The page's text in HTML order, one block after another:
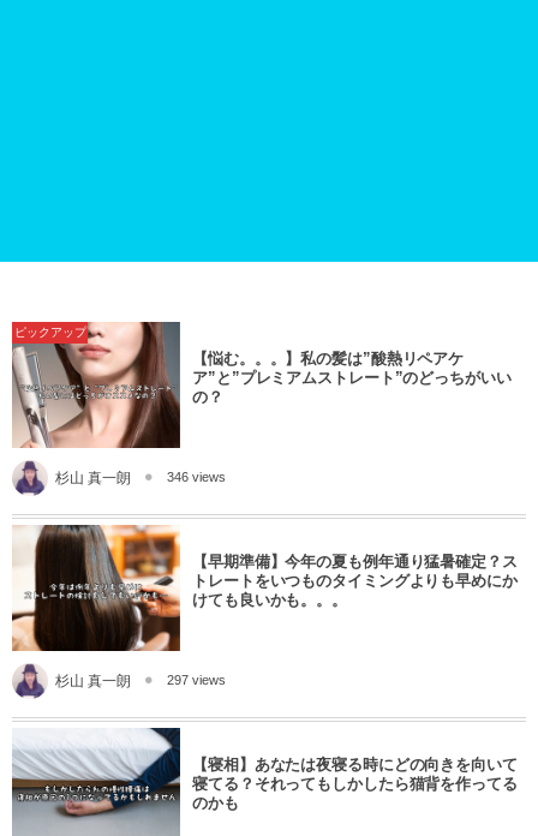
ピックアップ
【悩む。。。】私の髪は”酸熱リペアケ
ア”と”プレミアムストレート”のどっちがいい
の？
杉山 真一朗 346 views
【早期準備】今年の夏も例年通り猛暑確定？ス
トレートをいつものタイミングよりも早めにか
けても良いかも。。。
杉山 真一朗 297 views
【寝相】あなたは夜寝る時にどの向きを向いて
寝てる？それってもしかしたら猫背を作ってる
のかも